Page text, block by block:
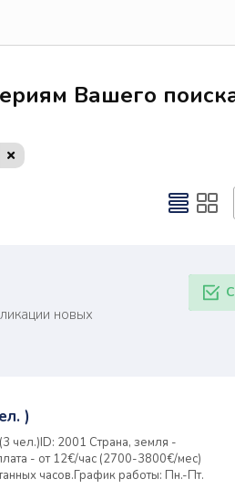
Вашего
новых
)
чел.)ID: 2001 Страна, земля -
- от 12€/час (2700-3800€/мес)
часов.График работы: Пн.-Пт.